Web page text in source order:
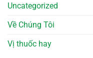
Uncategorized
Về Chúng Tôi
Vị thuốc hay